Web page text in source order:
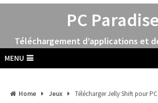
PC Paradise
Téléchargement d’applications et
MENU
Home Jeux Télécharger Jelly Shift pour PC